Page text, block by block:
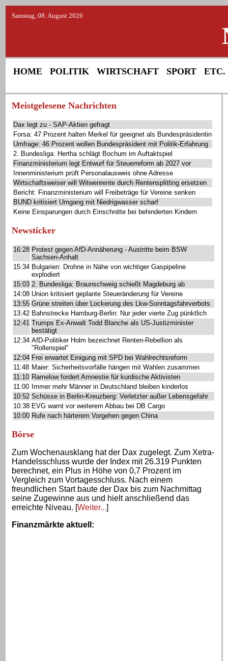
Samstag, 08. August 2026
HOME POLITIK WIRTSCHAFT SPORT ETC.
Meistgelesene Nachrichten
Dax legt zu - SAP-Aktien gefragt
Forsa: 47 Prozent halten Merkel für geeignet als Bundespräsidentin
Umfrage: 46 Prozent wollen Bundespräsident mit Politik-Erfahrung
2. Bundesliga: Hertha schlägt Bochum im Auftaktspiel
Finanzministerium legt Entwurf für Steuerreform ab 2027 vor
Innenministerium prüft Personalausweis ohne Adresse
Wirtschaftsweiser will Witwenrente durch Rentensplitting ersetzen
Bericht: Finanzministerium will Freibeträge für Vereine senken
BUND kritisiert Umgang mit Niedrigwasser scharf
Keine Einsparungen durch Einschnitte bei behinderten Kindern
Newsticker
16:28 Protest gegen AfD-Annäherung - Austritte beim BSW
Sachsen-Anhalt
15:34 Bulgarien: Drohne in Nähe von wichtiger Gaspipeline
explodiert
15:03 2. Bundesliga: Braunschweig schießt Magdeburg ab
14:08 Union kritisiert geplante Steueränderung für Vereine
13:55 Grüne streiten über Lockerung des Lkw-Sonntagsfahrverbots
13:42 Bahnstrecke Hamburg-Berlin: Nur jeder vierte Zug pünktlich
12:41 Trumps Ex-Anwalt Todd Blanche als US-Justizminister
bestätigt
12:34 AfD-Politiker Holm bezeichnet Renten-Rebellion als
"Rollenspiel"
12:04 Frei erwartet Einigung mit SPD bei Wahlrechtsreform
11:48 Maier: Sicherheitsvorfälle hängen mit Wahlen zusammen
11:10 Ramelow fordert Amnestie für kurdische Aktivisten
11:00 Immer mehr Männer in Deutschland bleiben kinderlos
10:52 Schüsse in Berlin-Kreuzberg: Verletzter außer Lebensgefahr
10:38 EVG warnt vor weiterem Abbau bei DB Cargo
10:00 Rufe nach härterem Vorgehen gegen China
Börse
Zum Wochenausklang hat der Dax zugelegt. Zum Xetra-
Handelsschluss wurde der Index mit 26.319 Punkten
berechnet, ein Plus in Höhe von 0,7 Prozent im
Vergleich zum Vortagesschluss. Nach einem
freundlichen Start baute der Dax bis zum Nachmittag
seine Zugewinne aus und hielt anschließend das
erreichte Niveau. [Weiter...]
Finanzmärkte aktuell :